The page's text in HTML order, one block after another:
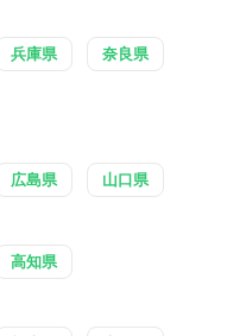
兵庫県 奈良県
広島県 山口県
高知県